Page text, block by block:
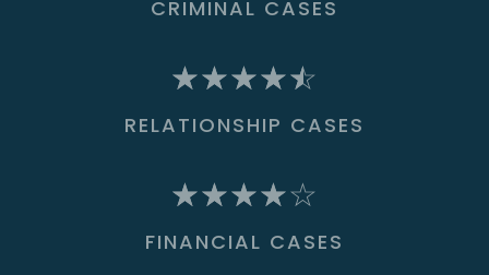
CRIMINAL CASES
☆☆☆☆☆
RELATIONSHIP CASES
☆☆☆☆☆
FINANCIAL CASES